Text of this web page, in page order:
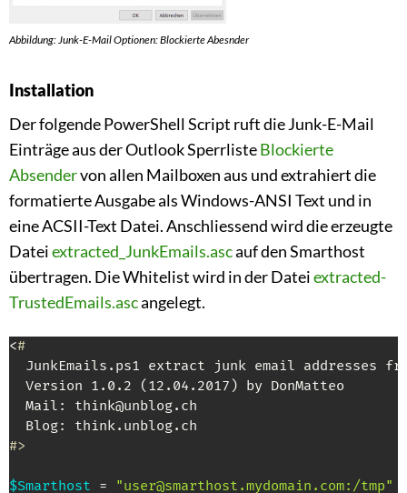
Abbildung: Junk-E-Mail Optionen: Blockierte Abesnder
Installation
Der folgende PowerShell Script ruft die Junk-E-Mail
Einträge aus der Outlook SperrlisteBlockierte
Absendervon allen Mailboxen aus und extrahiert die
formatierte Ausgabe als Windows-ANSI Text und in
eine ACSII-Text Datei. Anschliessend wird die erzeugte
Dateiextracted_JunkEmails.ascauf den Smarthost
übertragen. Die Whitelist wird in der Dateiextracted-
TrustedEmails.ascangelegt.
<#
JunkEmails.ps1 extract junk email addresses
  Version 1.0.2 (12.04.2017) by DonMatteo
  Mail: think@unblog.ch
#>
$Smarthost = "user@smarthost.mydomain.com:/tmp"